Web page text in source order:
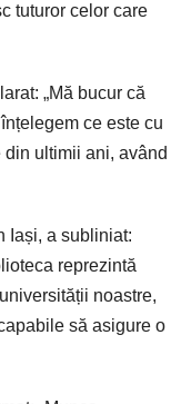
tuturor celor care
„Mă bucur că
ce este cu
ultimii ani, având
Iași, a subliniat:
reprezintă
noastre,
să asigure o